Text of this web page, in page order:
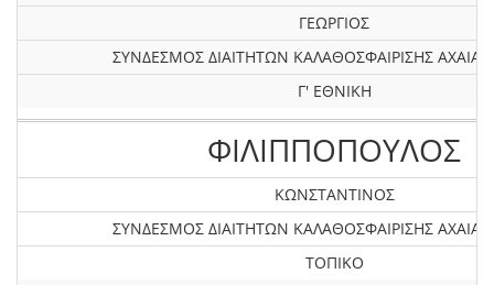
ΓΕΩΡΓΙΟΣ
ΣΥΝΔΕΣΜΟΣ ΔΙΑΙΤΗΤΩΝ ΚΑΛΑΘΟΣΦΑΙΡΙΣΗΣ AXAIAΣ
Γ' ΕΘΝΙΚΗ
ΦΙΛΙΠΠΟΠΟΥΛΟΣ
ΚΩΝΣΤΑΝΤΙΝΟΣ
ΣΥΝΔΕΣΜΟΣ ΔΙΑΙΤΗΤΩΝ ΚΑΛΑΘΟΣΦΑΙΡΙΣΗΣ AXAIAΣ
ΤΟΠΙΚΟ